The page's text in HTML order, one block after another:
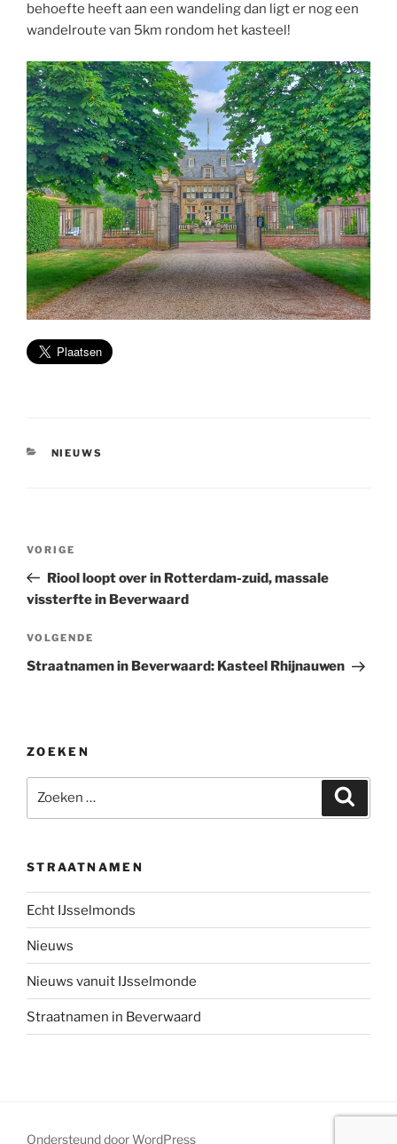
behoefte heeft aan een wandeling dan ligt er nog een
wandelroute van 5km rondom het kasteel!
CATEGORIEËN
NIEUWS
Vorig
bericht
VORIGE
Riool loopt over in Rotterdam-zuid, massale
vissterfte in Beverwaard
Volgend
bericht
VOLGENDE
Straatnamen in Beverwaard: Kasteel Rhijnauwen
ZOEKEN
naar:
STRAATNAMEN
Echt IJsselmonds
Nieuws
Nieuws vanuit IJsselmonde
Straatnamen in Beverwaard
Ondersteund door WordPress